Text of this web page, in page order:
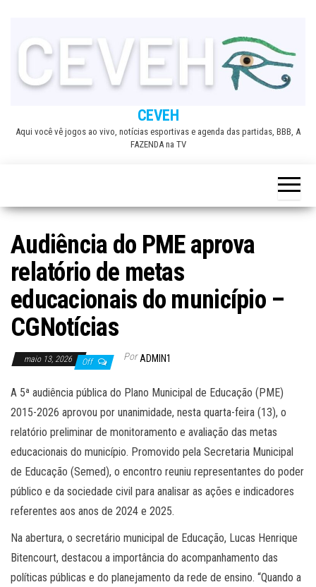
CEVEH
Aqui você vê jogos ao vivo, notícias esportivas e agenda das partidas, BBB, A
FAZENDA na TV
Audiência do PME aprova
relatório de metas
educacionais do município –
CGNotícias
maio 13, 2026 Off Por ADMIN1
A 5ª audiência pública do Plano Municipal de Educação (PME)
2015-2026 aprovou por unanimidade, nesta quarta-feira (13), o
relatório preliminar de monitoramento e avaliação das metas
educacionais do município. Promovido pela Secretaria Municipal
de Educação (Semed), o encontro reuniu representantes do poder
público e da sociedade civil para analisar as ações e indicadores
referentes aos anos de 2024 e 2025.
Na abertura, o secretário municipal de Educação, Lucas Henrique
Bitencourt, destacou a importância do acompanhamento das
políticas públicas e do planejamento da rede de ensino. “Quando a